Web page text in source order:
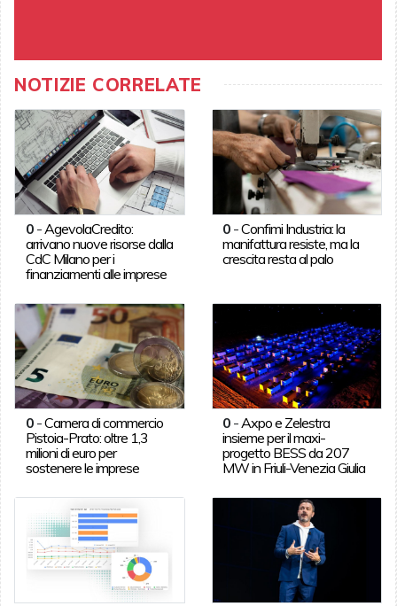
NOTIZIE CORRELATE
0- AgevolaCredito:
arrivano nuove risorse dalla
CdC Milano per i
finanziamenti alle imprese
0 -Confimi Industria: la
manifattura resiste, ma la
crescita resta al palo
0-Camera di commercio
Pistoia-Prato: oltre 1,3
milioni di euro per
sostenere le imprese
0 - Axpo e Zelestra
insieme per il maxi-
progetto BESS da 207
MW in Friuli-Venezia Giulia